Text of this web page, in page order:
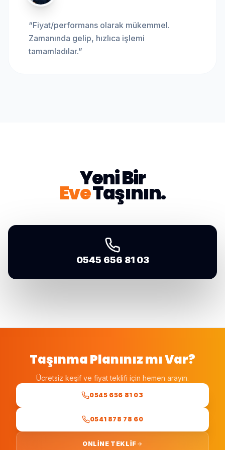
“Fiyat/performans olarak mükemmel.
Zamanında gelip, hızlıca işlemi
tamamladılar.”
Yeni Bir
EveTaşının.
0545 656 81 03
Taşınma Planınız mı Var?
Ücretsiz keşif ve fiyat teklifi için hemen arayın.
0545 656 81 03
0541 878 78 60
ONLINE TEKLIF